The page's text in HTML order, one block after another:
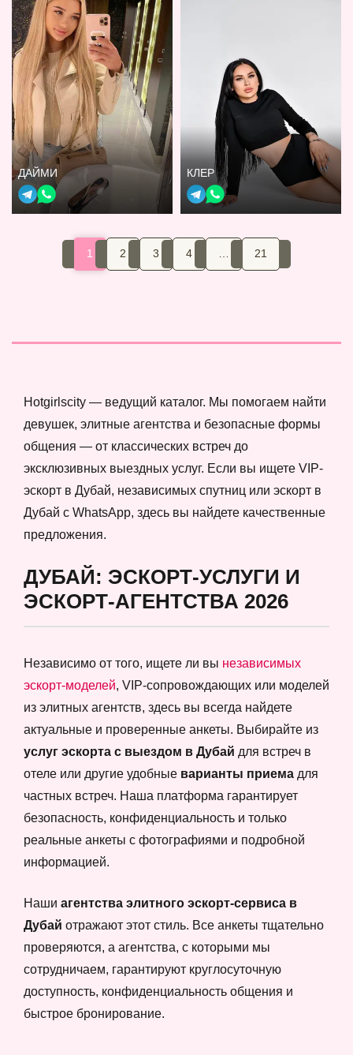
ДАЙМИ КЛЕР
1 2 3 4 21
Hotgirlscity — ведущий каталог. Мы помогаем найти
девушек, элитные агентства и безопасные формы
общения — от классических встреч до
эксклюзивных выездных услуг. Если вы ищете VIP-
эскорт в Дубай, независимых спутниц или эскорт в
Дубай с WhatsApp, здесь вы найдете качественные
предложения.
ДУБАЙ: ЭСКОРТ-УСЛУГИ И
ЭСКОРТ-АГЕНТСТВА 2026
Независимо от того, ищете ли вы независимых
эскорт-моделей, VIP-сопровождающих или моделей
из элитных агентств, здесь вы всегда найдете
актуальные и проверенные анкеты. Выбирайте из
услуг эскорта с выездом в Дубай для встреч в
отеле или другие удобные варианты приема для
частных встреч. Наша платформа гарантирует
безопасность, конфиденциальность и только
реальные анкеты с фотографиями и подробной
информацией.
Наши агентства элитного эскорт-сервиса в
Дубай отражают этот стиль. Все анкеты тщательно
проверяются, а агентства, с которыми мы
сотрудничаем, гарантируют круглосуточную
доступность, конфиденциальность общения и
быстрое бронирование.